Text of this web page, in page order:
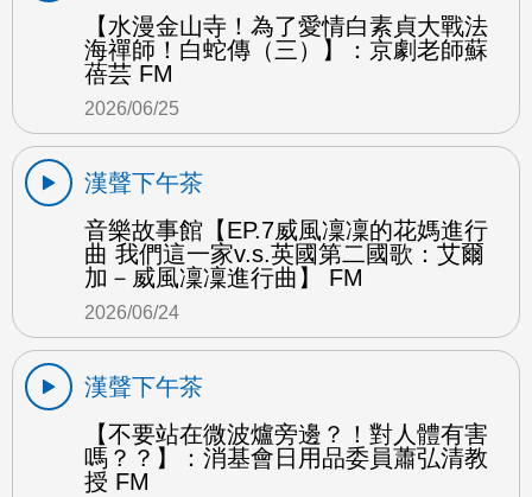
【水漫金山寺！為了愛情白素貞大戰法
海禪師！白蛇傳（三）】：京劇老師蘇
蓓芸 FM
2026/06/25
漢聲下午茶
音樂故事館【EP.7威風凜凜的花媽進行
曲 我們這一家v.s.英國第二國歌：艾爾
加－威風凜凜進行曲】 FM
2026/06/24
漢聲下午茶
【不要站在微波爐旁邊？！對人體有害
嗎？？】：消基會日用品委員蕭弘清教
授 FM